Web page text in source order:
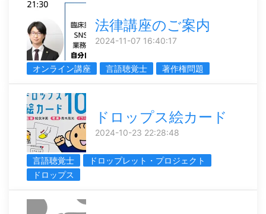
法律講座のご案内
2024-11-07 16:40:17
オンライン講座 言語聴覚士 著作権問題
ドロップス絵カード
2024-10-23 22:28:48
言語聴覚士
ドロップレット・プロジェクト
ドロップス